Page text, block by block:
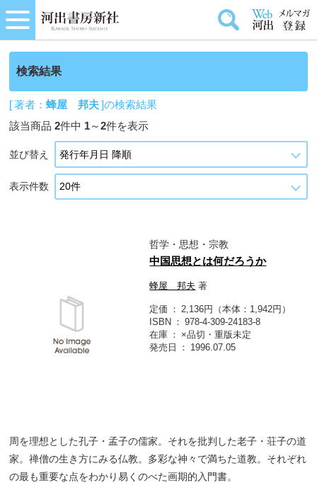
検索結果
[ 著者：蜂屋 邦夫]の検索結果
該当商品2件中 1～2件を表示
並び替え
表示件数
哲学・思想・宗教
中国思想とは何だろうか
蜂屋 邦夫 著
定価
2,136円（本体：1,942円）
ISBN
978-4-309-24183-8
在庫
×品切・重版未定
発売日
1996.07.05
周を理想とした孔子・孟子の儒家。それを批判した老子・荘子の道
家。禅僧の生き方にみる仏教。多彩な神々で満ちた道教。それぞれ
の最も重要な点をわかり易くのべた画期的入門書。